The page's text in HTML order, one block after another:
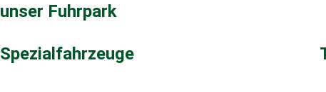
unser Fuhrpark
Spezialfahrzeuge